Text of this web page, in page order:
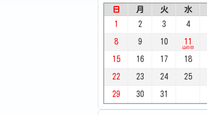
日 月 火 水
1
2 3 4
8 9 10 11
山の日
15 16 17 18
22 23 24 25
29 30 31